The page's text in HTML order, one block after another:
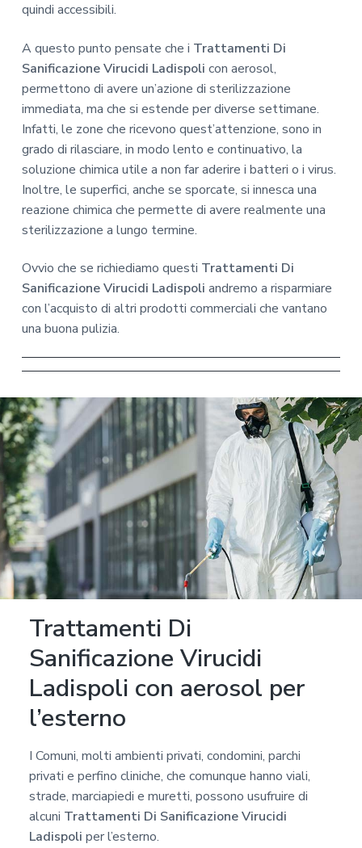
quindi accessibili.
A questo punto pensate che i Trattamenti Di
Sanificazione Virucidi Ladispoli con aerosol,
permettono di avere un’azione di sterilizzazione
immediata, ma che si estende per diverse settimane.
Infatti, le zone che ricevono quest’attenzione, sono in
grado di rilasciare, in modo lento e continuativo, la
soluzione chimica utile a non far aderire i batteri o i virus.
Inoltre, le superfici, anche se sporcate, si innesca una
reazione chimica che permette di avere realmente una
sterilizzazione a lungo termine.
Ovvio che se richiediamo questi Trattamenti Di
Sanificazione Virucidi Ladispoli andremo a risparmiare
con l’acquisto di altri prodotti commerciali che vantano
una buona pulizia.
Trattamenti Di
Sanificazione Virucidi
Ladispoli con aerosol per
l’esterno
I Comuni, molti ambienti privati, condomini, parchi
privati e perfino cliniche, che comunque hanno viali,
strade, marciapiedi e muretti, possono usufruire di
alcuni Trattamenti Di Sanificazione Virucidi
Ladispoli per l’esterno.